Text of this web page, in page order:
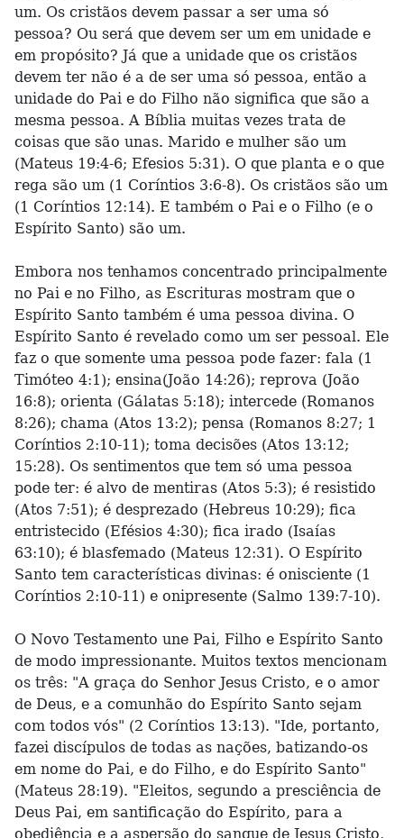
um. Os cristãos devem passar a ser uma só
pessoa? Ou será que devem ser um em unidade e
em propósito? Já que a unidade que os cristãos
devem ter não é a de ser uma só pessoa, então a
unidade do Pai e do Filho não significa que são a
mesma pessoa. A Bíblia muitas vezes trata de
coisas que são unas. Marido e mulher são um
(Mateus 19:4-6; Efesios 5:31). O que planta e o que
rega são um (1 Coríntios 3:6-8). Os cristãos são um
(1 Coríntios 12:14). E também o Pai e o Filho (e o
Espírito Santo) são um.
Embora nos tenhamos concentrado principalmente
no Pai e no Filho, as Escrituras mostram que o
Espírito Santo também é uma pessoa divina. O
Espírito Santo é revelado como um ser pessoal. Ele
faz o que somente uma pessoa pode fazer: fala (1
Timóteo 4:1); ensina(João 14:26); reprova (João
16:8); orienta (Gálatas 5:18); intercede (Romanos
8:26); chama (Atos 13:2); pensa (Romanos 8:27; 1
Coríntios 2:10-11); toma decisões (Atos 13:12;
15:28). Os sentimentos que tem só uma pessoa
pode ter: é alvo de mentiras (Atos 5:3); é resistido
(Atos 7:51); é desprezado (Hebreus 10:29); fica
entristecido (Efésios 4:30); fica irado (Isaías
63:10); é blasfemado (Mateus 12:31). O Espírito
Santo tem características divinas: é onisciente (1
Coríntios 2:10-11) e onipresente (Salmo 139:7-10).
O Novo Testamento une Pai, Filho e Espírito Santo
de modo impressionante. Muitos textos mencionam
os três: "A graça do Senhor Jesus Cristo, e o amor
de Deus, e a comunhão do Espírito Santo sejam
com todos vós" (2 Coríntios 13:13). "Ide, portanto,
fazei discípulos de todas as nações, batizando-os
em nome do Pai, e do Filho, e do Espírito Santo"
(Mateus 28:19). "Eleitos, segundo a presciência de
Deus Pai, em santificação do Espírito, para a
obediência e a aspersão do sangue de Jesus Cristo,